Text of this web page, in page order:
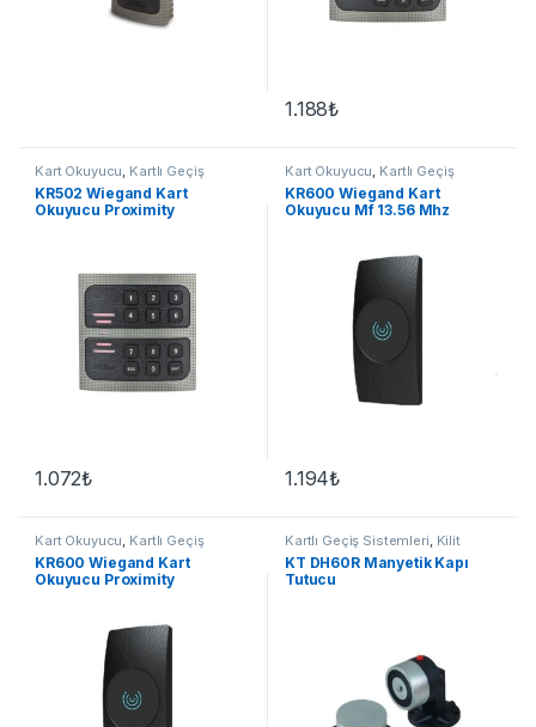
1.188₺
Kart Okuyucu, Kartlı Geçiş
Sistemleri
KR502 Wiegand Kart
Okuyucu Proximity
1.072₺
Kart Okuyucu, Kartlı Geçiş
Sistemleri
KR600 Wiegand Kart
Okuyucu Mf 13.56 Mhz
1.194₺
Kart Okuyucu, Kartlı Geçiş
Sistemleri
KR600 Wiegand Kart
Okuyucu Proximity
Kartlı Geçiş Sistemleri, Kilit
Grubu
KT DH60R Manyetik Kapı
Tutucu